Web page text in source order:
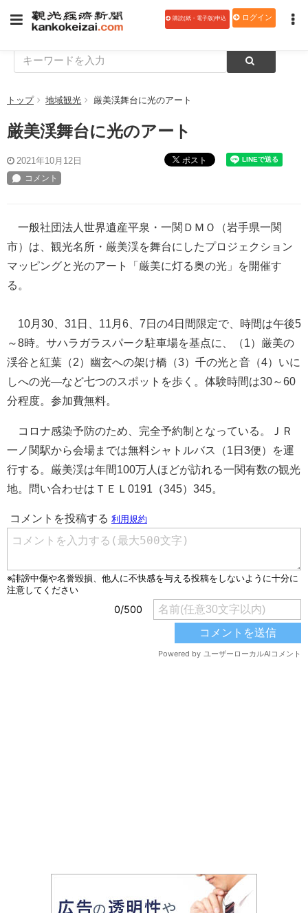
購読(紙・電子版)申込 ログイン
トップ 地域観光 厳美渓舞台に光のアート
厳美渓舞台に光のアート
2021年10月12日 ポスト
一般社団法人世界遺産平泉・一関ＤＭＯ（岩手県一関
市）は、観光名所・厳美渓を舞台にしたプロジェクション
マッピングと光のアート「厳美に灯る奥の光」を開催す
る。
10月30、31日、11月6、7日の4日間限定で、時間は午後5
～8時。サハラガラスパーク駐車場を基点に、（1）厳美の
渓谷と紅葉（2）幽玄への架け橋（3）千の光と音（4）いに
しへの光―など七つのスポットを歩く。体験時間は30～60
分程度。参加費無料。
コロナ感染予防のため、完全予約制となっている。ＪＲ
一ノ関駅から会場までは無料シャトルバス（1日3便）を運
行する。厳美渓は年間100万人ほどが訪れる一関有数の観光
地。問い合わせはＴＥＬ0191（345）345。